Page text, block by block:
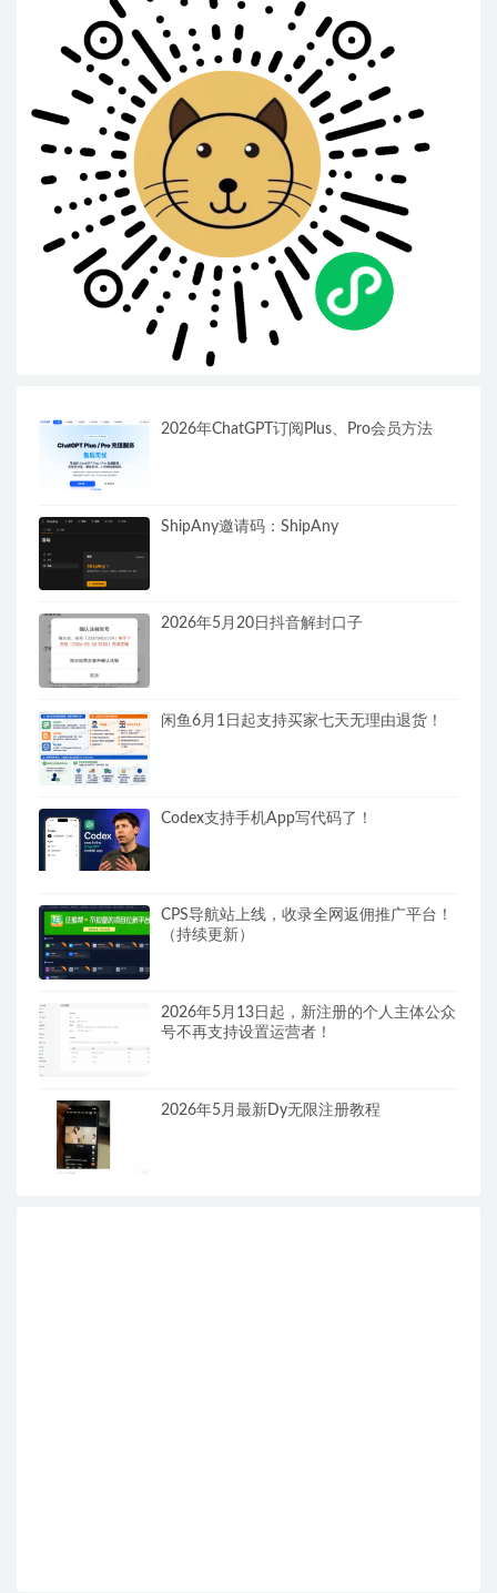
2026年ChatGPT订阅Plus、Pro会员方法
ShipAny邀请码：ShipAny
2026年5月20日抖音解封口子
闲鱼6月1日起支持买家七天无理由退货！
Codex支持手机App写代码了！
CPS导航站上线，收录全网返佣推广平台！
（持续更新）
2026年5月13日起，新注册的个人主体公众
号不再支持设置运营者！
2026年5月最新Dy无限注册教程